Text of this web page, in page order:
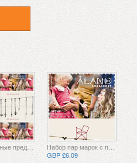
Набор пар марок с перемычкой
GBP £6.09